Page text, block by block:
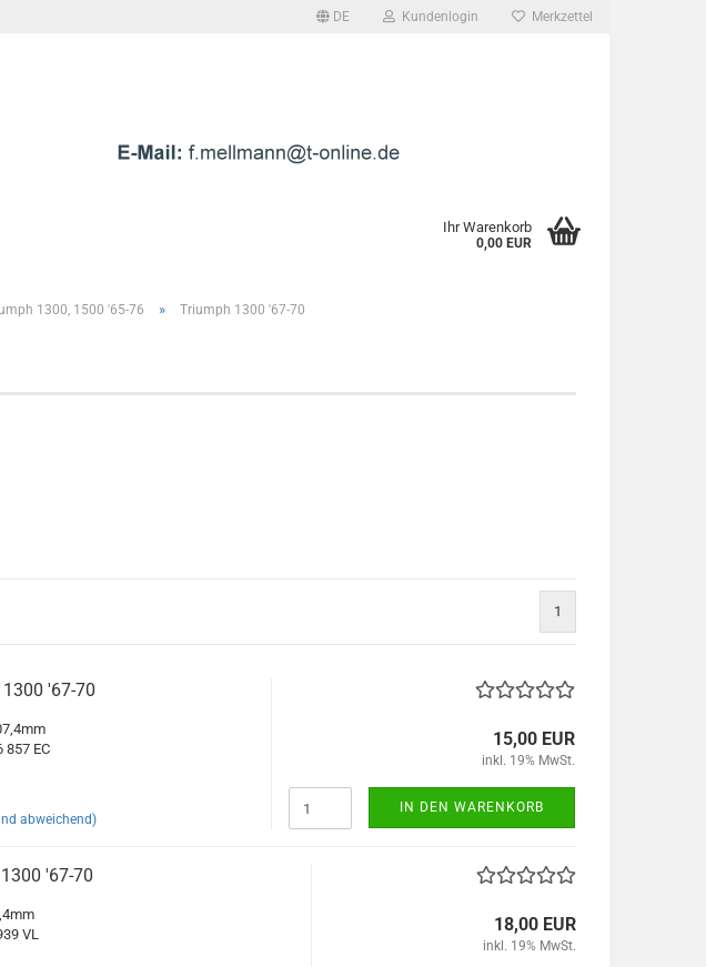
DE Kundenlogin Merkzettel
Ihr Warenkorb
0,00 EUR
1300, 1500 '65-76 » Triumph 1300 '67-70
1
'67-70
857 EC
abweichend)
15,00 EUR
inkl. 19% MwSt.
IN DEN WARENKORB
'67-70
VL
18,00 EUR
inkl. 19% MwSt.